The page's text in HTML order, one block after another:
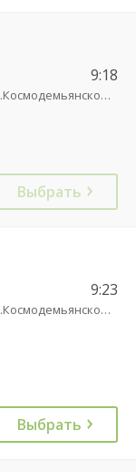
9:18
Памятник А.Космодемьянскому(Балтийское шоссе) трасса
Выбрать
9:23
Памятник А.Космодемьянскому(Балтийское шоссе) трасса
Выбрать